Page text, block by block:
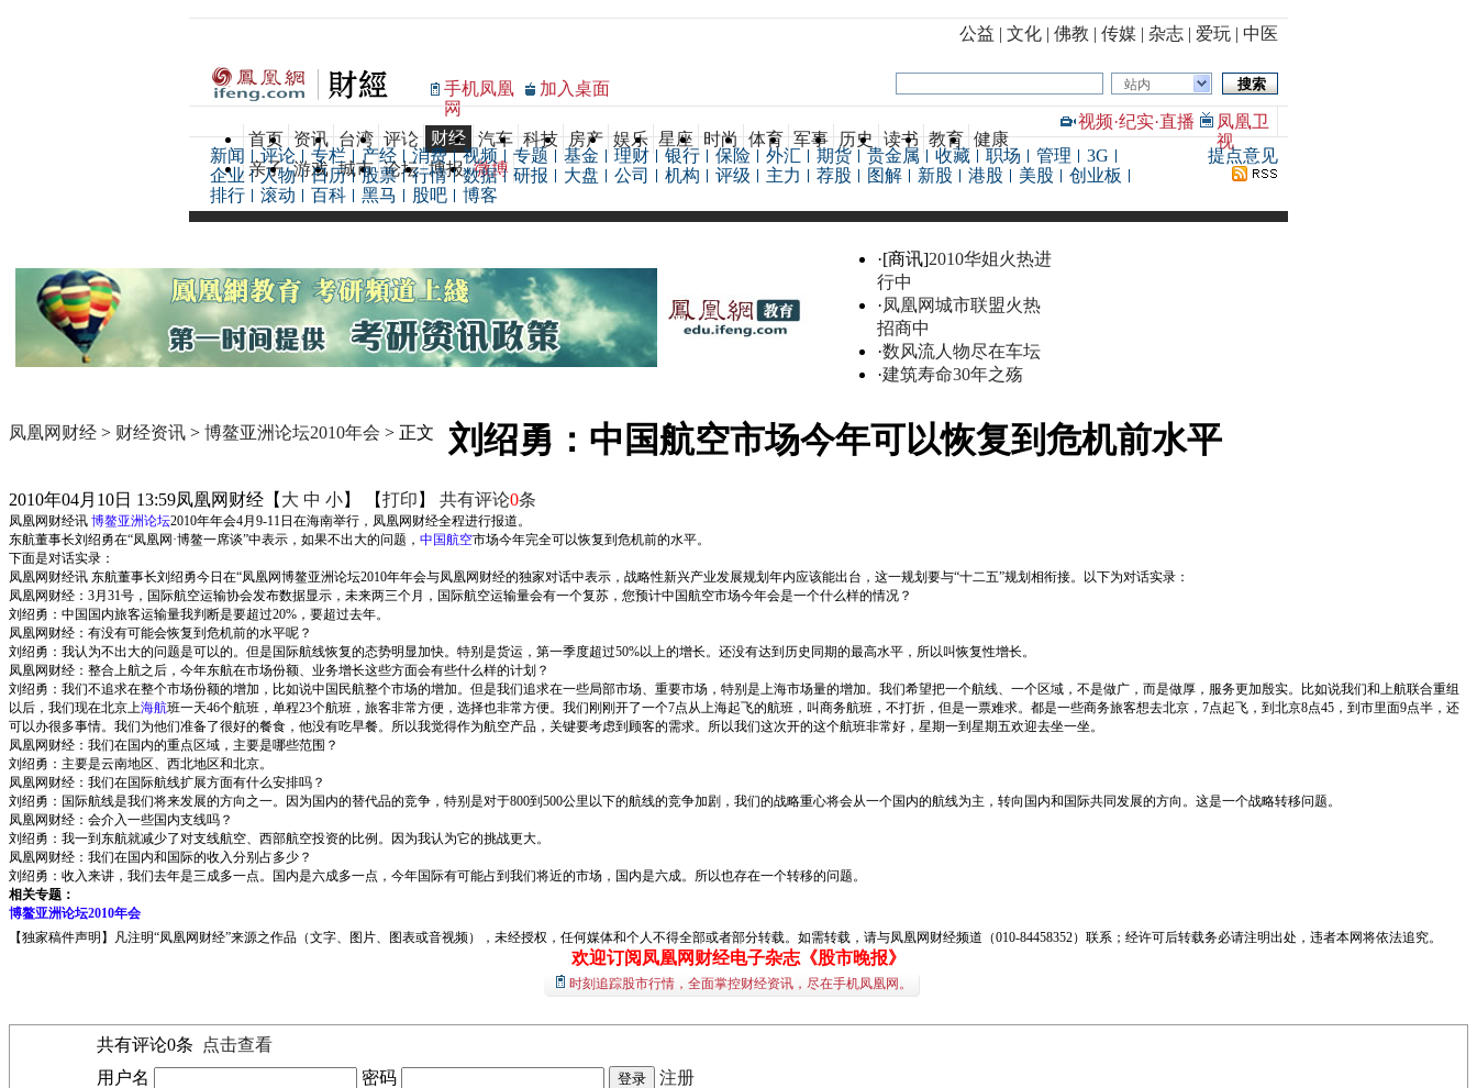
公益 | 文化 | 佛教 | 传媒 | 杂志 | 爱玩 | 中医
手机凤凰
网
加入桌面 站内
首页 资讯 台湾 评论 财经 汽车 科技 房产 娱乐 星座 时尚 体育 军事 历史 读书 教育 健康
亲子 游戏 城市 论坛 博报 微博
视频·纪实·直播
凤凰卫
视
新闻 评论 专栏 产经 消费 视频 专题 基金 理财 银行 保险 外汇 期货 贵金属 收藏 职场 管理
3G
企业
人物 日历 股票 行情 数据 研报 大盘 公司 机构 评级 主力 荐股 图解 新股 港股 美股
创业板
排行
滚动 百科 黑马 股吧 博客
提点意见
·[商讯]2010华姐火热进
行中
·凤凰网城市联盟火热
招商中
·数风流人物尽在车坛
·建筑寿命30年之殇
凤凰网财经 > 财经资讯 > 博鳌亚洲论坛2010年会 > 正文 刘绍勇：中国航空市场今年可以恢复到危机前水平
2010年04月10日 13:59凤凰网财经 【 大 中 小】 【打印 】 共有评论0条
凤凰网财经讯 博鳌亚洲论坛2010年年会4月9-11日在海南举行，凤凰网财经全程进行报道。
东航董事长刘绍勇在“凤凰网·博鳌一席谈”中表示，如果不出大的问题， 中国航空市场今年完全可以恢复到危机前的水平。
下面是对话实录：
凤凰网财经讯 东航董事长刘绍勇今日在“凤凰网博鳌亚洲论坛2010年年会与凤凰网财经的独家对话中表示，战略性新兴产业发展规划年内应该能出台，这一规划要与“十二五”规划相衔接。以下为对话实录：
凤凰网财经：3月31号，国际航空运输协会发布数据显示，未来两三个月，国际航空运输量会有一个复苏，您预计中国航空市场今年会是一个什么样的情况？
刘绍勇：中国国内旅客运输量我判断是要超过20%，要超过去年。
凤凰网财经：有没有可能会恢复到危机前的水平呢？
刘绍勇：我认为不出大的问题是可以的。但是国际航线恢复的态势明显加快。特别是货运，第一季度超过50%以上的增长。还没有达到历史同期的最高水平，所以叫恢复性增长。
凤凰网财经：整合上航之后，今年东航在市场份额、业务增长这些方面会有些什么样的计划？
刘绍勇：我们不追求在整个市场份额的增加，比如说中国民航整个市场的增加。但是我们追求在一些局部市场、重要市场，特别是上海市场量的增加。我们希望把一个航线、一个区域，不是做广，而是做厚，服务更加殷实。比如说我们和上航联合重组
以后，我们现在北京上海航班一天46个航班，单程23个航班，旅客非常方便，选择也非常方便。我们刚刚开了一个7点从上海起飞的航班，叫商务航班，不打折，但是一票难求。都是一些商务旅客想去北京，7点起飞，到北京8点45，到市里面9点半，还
可以办很多事情。我们为他们准备了很好的餐食，他没有吃早餐。所以我觉得作为航空产品，关键要考虑到顾客的需求。所以我们这次开的这个航班非常好，星期一到星期五欢迎去坐一坐。
凤凰网财经：我们在国内的重点区域，主要是哪些范围？
刘绍勇：主要是云南地区、西北地区和北京。
凤凰网财经：我们在国际航线扩展方面有什么安排吗？
刘绍勇：国际航线是我们将来发展的方向之一。因为国内的替代品的竞争，特别是对于800到500公里以下的航线的竞争加剧，我们的战略重心将会从一个国内的航线为主，转向国内和国际共同发展的方向。这是一个战略转移问题。
凤凰网财经：会介入一些国内支线吗？
刘绍勇：我一到东航就减少了对支线航空、西部航空投资的比例。因为我认为它的挑战更大。
凤凰网财经：我们在国内和国际的收入分别占多少？
刘绍勇：收入来讲，我们去年是三成多一点。国内是六成多一点，今年国际有可能占到我们将近的市场，国内是六成。所以也存在一个转移的问题。
相关专题：
博鳌亚洲论坛2010年会
【独家稿件声明】凡注明“凤凰网财经”来源之作品（文字、图片、图表或音视频），未经授权，任何媒体和个人不得全部或者部分转载。如需转载，请与凤凰网财经频道（010-84458352）联系；经许可后转载务必请注明出处，违者本网将依法追究。
欢迎订阅凤凰网财经电子杂志《股市晚报》
时刻追踪股市行情，全面掌控财经资讯，尽在手机凤凰网。
共有评论0条
点击查看
用户名
密码 注册